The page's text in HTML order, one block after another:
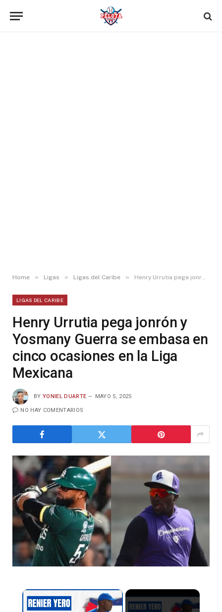
Home » Ligas » Ligas del Caribe » Henry Urrutia pega jonrón y Yosmany Guerra se embasa en cinco ocasiones en la Liga Mexicana
LIGAS DEL CARIBE
Henry Urrutia pega jonrón y
Yosmany Guerra se embasa en
cinco ocasiones en la Liga
Mexicana
BY YONIEL DUARTE MAYO 5, 2025
NO HAY COMENTARIOS
×